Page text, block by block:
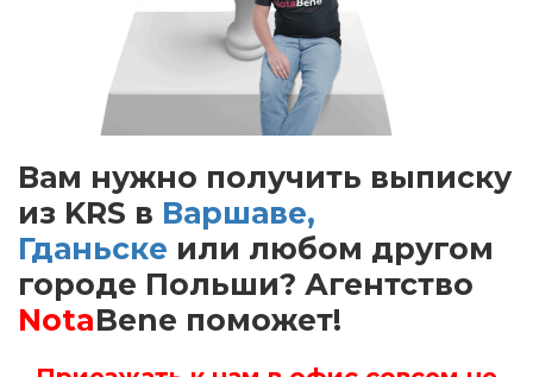
Вам нужно получить выписку
из KRS в Варшаве,
Гданьске или любом другом
городе Польши? Агентство
NotaBene поможет!